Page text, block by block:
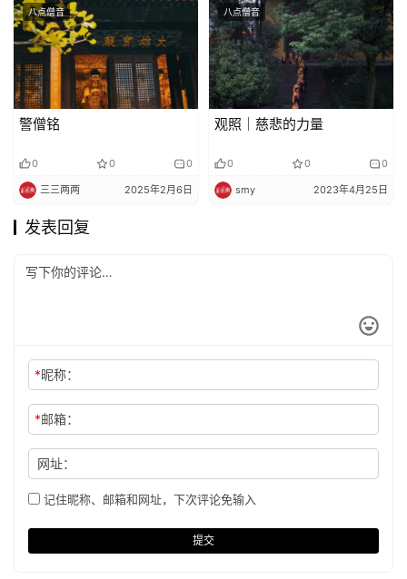
八点僧音
警僧铭
0 0 0
三三两两 2025年2月6日
八点僧音
观照｜慈悲的力量
0 0 0
smy 2023年4月25日
发表回复
*昵称：
*邮箱：
网址：
记住昵称、邮箱和网址，下次评论免输入
提交